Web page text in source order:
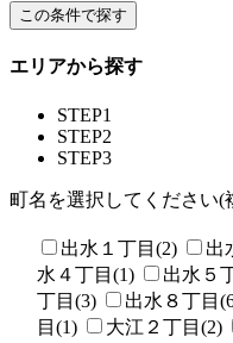
エリアから探す
STEP1
STEP2
STEP3
町名を選択してください(
出水１丁目(2) 出
水４丁目(1)
出水５
丁目(3)
出水８丁目
目(1)
大江２丁目(2)